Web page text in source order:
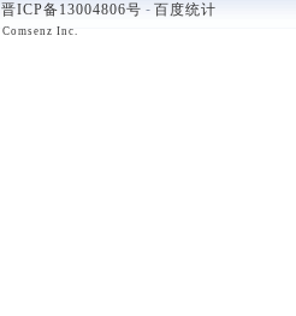
晋ICP备13004806号 - 百度统计
Comsenz Inc.